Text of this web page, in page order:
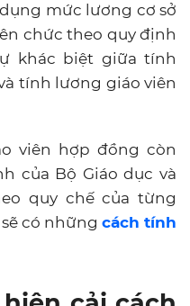
mức lương cơ sở
chức theo quy định
khác biệt giữa tính
tính lương giáo viên
viên hợp đồng còn
của Bộ Giáo dục và
quy chế của từng
có những cách tính